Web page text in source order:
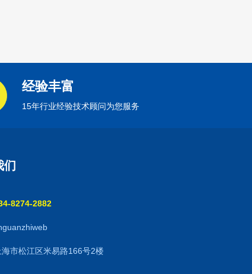
经验丰富
15年行业经验技术顾问为您服务
们
8274-2882
市松江区米易路166号2楼